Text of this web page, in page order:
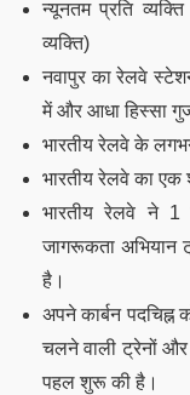
न्यूनतम प्रति
व्यक्ति)
नवापुर का रेलवे
में और आधा हिस्सा
भारतीय रेलवे के
भारतीय रेलवे का एक
भारतीय रेलवे ने
जागरूकता अभियान
है।
अपने कार्बन
चलने वाली ट्रेनों
पहल शुरू की है।